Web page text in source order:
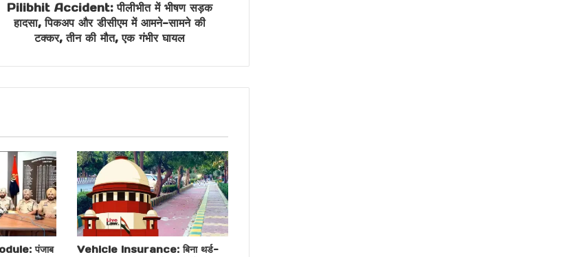
Pilibhit Accident: पीलीभीत में भीषण सड़क
हादसा, पिकअप और डीसीएम में आमने-सामने की
टक्कर, तीन की मौत, एक गंभीर घायल
पंजाब
Vehicle Insurance: बिना थर्ड-